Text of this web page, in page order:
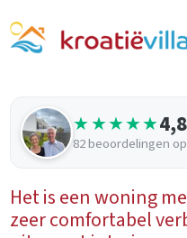
★★★★★4,8
82 beoordelingen
Het is een woning
zeer comfortabel